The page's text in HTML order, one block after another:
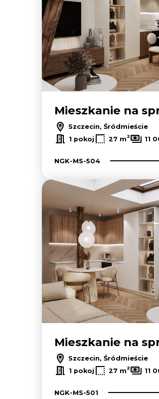
Mieszkanie na
Szczecin, Śródmieście
1 pokoj 27 m2 11
NGK-MS-504
Mieszkanie na
Szczecin, Śródmieście
1 pokoj 27 m2 11
NGK-MS-501